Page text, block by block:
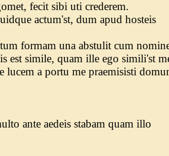
fecit sibi uti crederem.
actum'st, dum apud hosteis
formam una abstulit cum
est simile, quam ille ego simili'st
lucem a portu me praemisisti
aedeis stabam quam illo